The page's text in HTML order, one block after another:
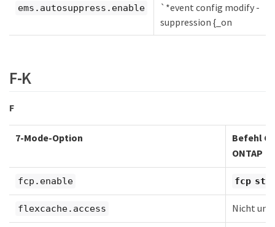
ems.autosuppress.enable
`*event config modify -
suppression {_on
F-K
F
7-Mode-Option
Befehl
ONTAP
fcp.enable fcp
flexcache.access Nicht